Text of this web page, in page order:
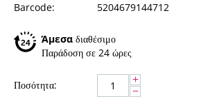
Barcode:
5204679144712
Άμεσα διαθέσιμο
Παράδοση σε 24 ώρες
Ποσότητα: +
−